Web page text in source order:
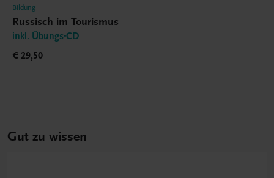
Bildung
Russisch im Tourismus
inkl. Übungs-CD
€ 29,50
Gut zu wissen